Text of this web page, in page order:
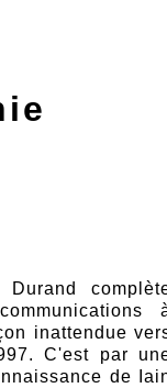
inattendue
C'est par
de